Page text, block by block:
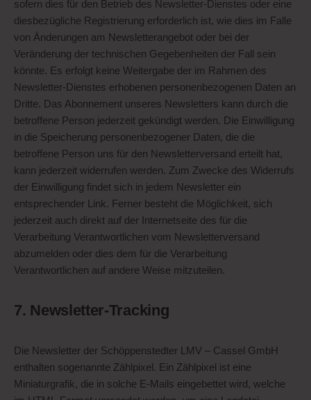
sofern dies für den Betrieb des Newsletter-Dienstes oder eine
diesbezügliche Registrierung erforderlich ist, wie dies im Falle
von Änderungen am Newsletterangebot oder bei der
Veränderung der technischen Gegebenheiten der Fall sein
könnte. Es erfolgt keine Weitergabe der im Rahmen des
Newsletter-Dienstes erhobenen personenbezogenen Daten an
Dritte. Das Abonnement unseres Newsletters kann durch die
betroffene Person jederzeit gekündigt werden. Die Einwilligung
in die Speicherung personenbezogener Daten, die die
betroffene Person uns für den Newsletterversand erteilt hat,
kann jederzeit widerrufen werden. Zum Zwecke des Widerrufs
der Einwilligung findet sich in jedem Newsletter ein
entsprechender Link. Ferner besteht die Möglichkeit, sich
jederzeit auch direkt auf der Internetseite des für die
Verarbeitung Verantwortlichen vom Newsletterversand
abzumelden oder dies dem für die Verarbeitung
Verantwortlichen auf andere Weise mitzuteilen.
7. Newsletter-Tracking
Die Newsletter der Schöppenstedter LMV – Cassel GmbH
enthalten sogenannte Zählpixel. Ein Zählpixel ist eine
Miniaturgrafik, die in solche E-Mails eingebettet wird, welche